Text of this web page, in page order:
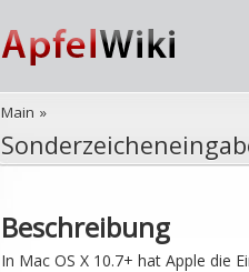
Main »
Beschreibung
In Mac OS X 10.7+ hat Apple die